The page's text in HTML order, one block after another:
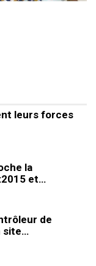
leurs forces
la
et…
de
site…